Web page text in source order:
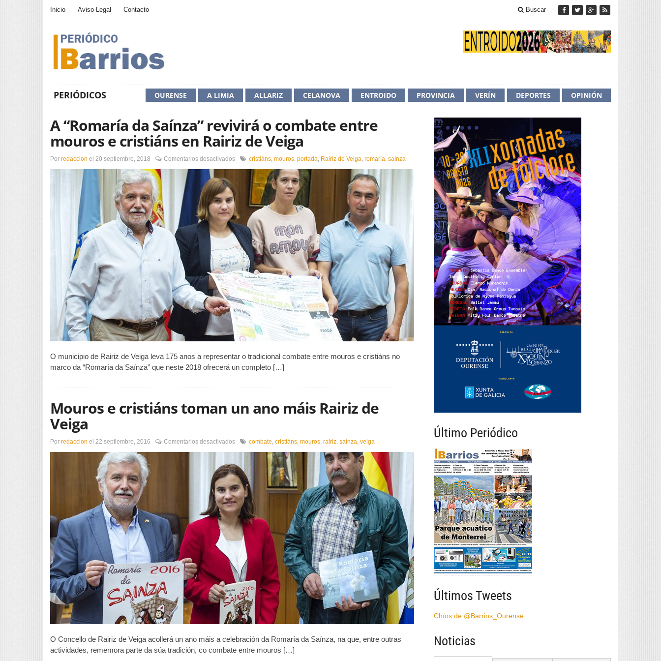
Inicio Aviso Legal Contacto Buscar
PERIÓDICOS OPINIÓN
DEPORTES
VERÍN
PROVINCIA
ENTROIDO
CELANOVA
ALLARIZ
A LIMIA
OURENSE
A “Romaría da Saínza” revivirá o combate entre
mouros e cristiáns en Rairiz de Veiga
Por redaccion el 20 septiembre, 2018 Comentarios desactivadosen
“Romaría
Saínza”
revivirá
o
combate
entre
mouros
e
cristiáns
en
Rairiz
de
Veiga
cristiáns mouros portada Rairiz de Veiga romaría saínza
O municipio de Rairiz de Veiga leva 175 anos a representar o tradicional combate entre mouros e cristiáns no
marco da “Romaría da Saínza” que neste 2018 ofrecerá un completo […]
Mouros e cristiáns toman un ano máis Rairiz de
Veiga
Por redaccion el 22 septiembre, 2016 Comentarios desactivadosen
cristiáns
toman
un
ano
máis
Rairiz
de
Veiga
combate cristiáns mouros rairiz saínza veiga
O Concello de Rairiz de Veiga acollerá un ano máis a celebración da Romaría da Saínza, na que, entre outras
actividades, rememora parte da súa tradición, co combate entre mouros […]
Último Periódico
Últimos Tweets
Chíos de @Barrios_Ourense
Noticias